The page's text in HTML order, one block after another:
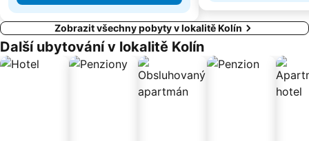
Zobrazit všechny pobyty v lokalitě Kolín
Další ubytování v lokalitě Kolín